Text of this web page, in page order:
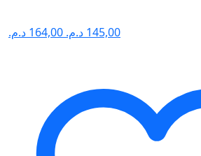
164,00 د.م. 145,00 د.م.